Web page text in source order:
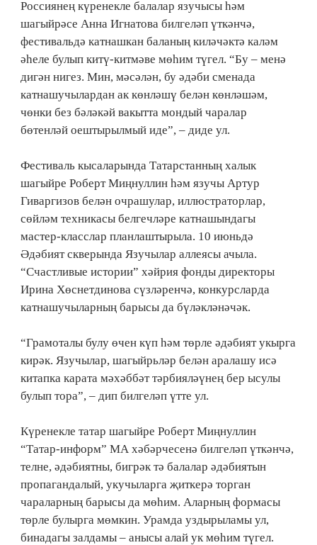
Россиянең күренекле балалар язучысы һәм
шагыйрәсе Анна Игнатова билгеләп үткәнчә,
фестивальдә катнашкан баланың киләчәктә каләм
әһеле булып китү-китмәве мөһим түгел. “Бу – менә
дигән нигез. Мин, мәсәлән, бу әдәби сменада
катнашучылардан ак көнләшү белән көнләшәм,
чөнки без бәләкәй вакытта мондый чаралар
бөтенләй оештырылмый иде”, – диде ул.
Фестиваль кысаларында Татарстанның халык
шагыйре Роберт Миңнуллин һәм язучы Артур
Гиваргизов белән очрашулар, иллюстраторлар,
сөйләм техникасы белгечләре катнашындагы
мастер-класслар планлаштырыла. 10 июньдә
Әдәбият скверында Язучылар аллеясы ачыла.
“Счастливые истории” хәйрия фонды директоры
Ирина Хөснетдинова сүзләренчә, конкурсларда
катнашучыларның барысы да бүләкләнәчәк.
“Грамоталы булу өчен күп һәм төрле әдәбият укырга
кирәк. Язучылар, шагыйрьләр белән аралашу исә
китапка карата мәхәббәт тәрбияләүнең бер ысулы
булып тора”, – дип билгеләп үтте ул.
Күренекле татар шагыйре Роберт Миңнуллин
“Татар-информ” МА хәбәрчесенә билгеләп үткәнчә,
телне, әдәбиятны, бигрәк тә балалар әдәбиятын
пропагандалый, укучыларга җиткерә торган
чараларның барысы да мөһим. Аларның формасы
төрле булырга мөмкин. Урамда уздырыламы ул,
бинадагы залдамы – анысы алай ук мөһим түгел.